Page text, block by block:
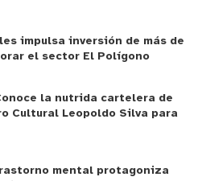
impulsa inversión de más de
el sector El Polígono
la nutrida cartelera de
Cultural Leopoldo Silva para
mental protagoniza